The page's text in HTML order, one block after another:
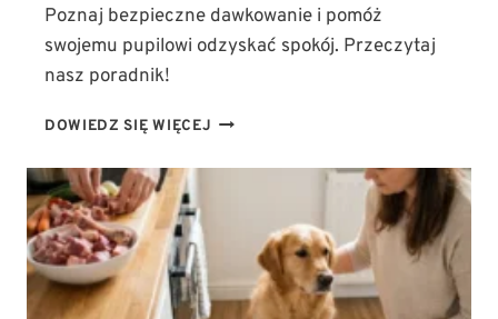
Poznaj bezpieczne dawkowanie i pomóż
swojemu pupilowi odzyskać spokój. Przeczytaj
nasz poradnik!
DOWIEDZ SIĘ WIĘCEJ JAK
OLEJ
DAWKOWANIE
W
TERAPII